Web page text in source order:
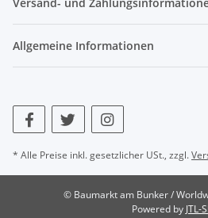
Versand- und
Allgemeine Informationen
* Alle Preise inkl. gesetzlicher USt., zzgl.
© Baumarkt am Bunker /
Powered by JTL-